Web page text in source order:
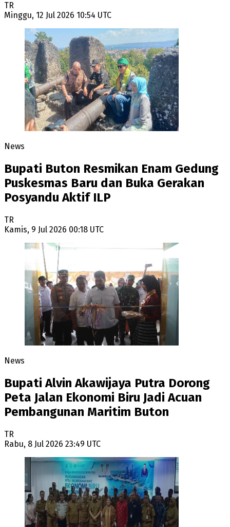
TR
Minggu, 12 Jul 2026 10:54 UTC
News
Bupati Buton Resmikan Enam Gedung
Puskesmas Baru dan Buka Gerakan
Posyandu Aktif ILP
TR
Kamis, 9 Jul 2026 00:18 UTC
News
Bupati Alvin Akawijaya Putra Dorong
Peta Jalan Ekonomi Biru Jadi Acuan
Pembangunan Maritim Buton
TR
Rabu, 8 Jul 2026 23:49 UTC